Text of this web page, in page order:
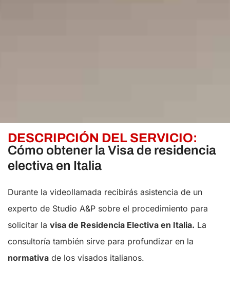
DESCRIPCIÓN DEL SERVICIO:
Cómo obtener la Visa de residencia
electiva en Italia
Durante la videollamada recibirás asistencia de un
experto de Studio A&P sobre el procedimiento para
solicitar la visa de Residencia Electiva en Italia. La
consultoría también sirve para profundizar en la
normativa de los visados italianos.